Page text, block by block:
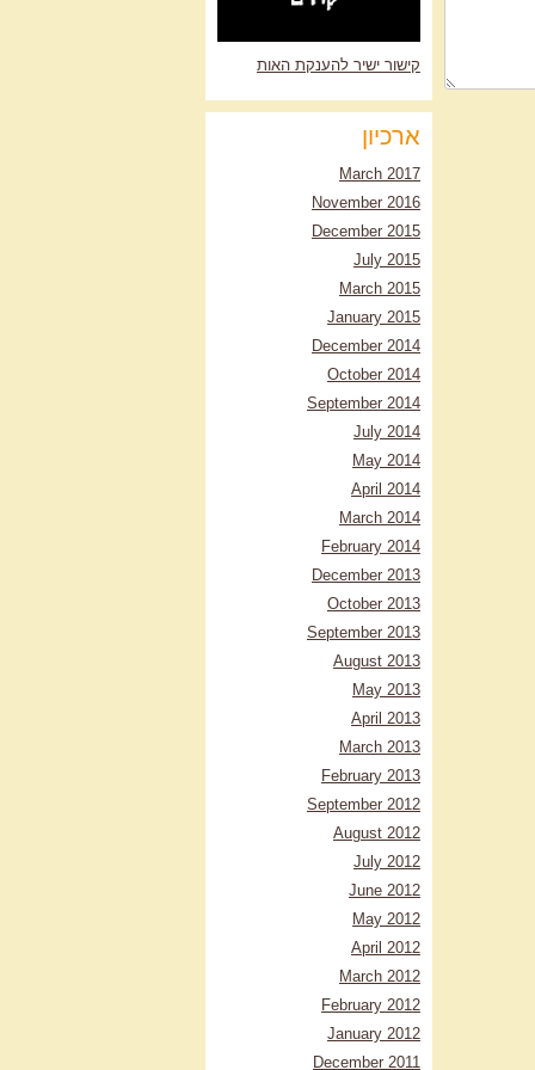
קישור ישיר להענקת האות
ארכיון
March 2017
November 2016
December 2015
July 2015
March 2015
January 2015
December 2014
October 2014
September 2014
July 2014
May 2014
April 2014
March 2014
February 2014
December 2013
October 2013
September 2013
August 2013
May 2013
April 2013
March 2013
February 2013
September 2012
August 2012
July 2012
June 2012
May 2012
April 2012
March 2012
February 2012
January 2012
December 2011